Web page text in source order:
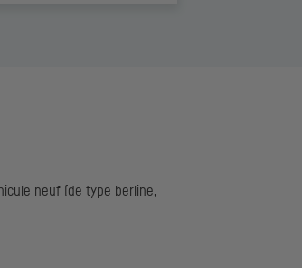
neuf (de type berline,